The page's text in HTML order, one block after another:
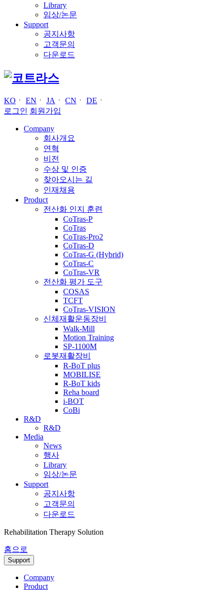
Library
임상/논문
Support
공지사항
고객문의
다운로드
KO ㆍ EN ㆍ JA ㆍ CN ㆍ DE ㆍ
로그인 회원가입
Company
회사개요
연혁
비전
수상 및 인증
찾아오시는 길
인재채용
Product
전산화 인지 훈련
CoTras-P
CoTras
CoTras-Pro2
CoTras-D
CoTras-G (Hybrid)
CoTras-C
CoTras-VR
전산화 평가 도구
COSAS
TCFT
CoTras-VISION
신체재활운동장비
Walk-Mill
Motion Training
SP-1100M
로봇재활장비
R-BoT plus
MOBILISE
R-BoT kids
Reha board
i-BOT
CoBi
R&D
R&D
Media
News
행사
Library
임상/논문
Support
공지사항
고객문의
다운로드
Rehabilitation Therapy Solution
홈으로
Support
Company
Product